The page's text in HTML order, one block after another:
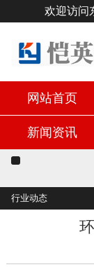
欢迎访问
网站首页
新闻资讯
行业动态